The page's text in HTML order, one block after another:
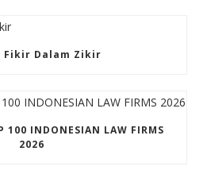
Fikir Dalam Zikir
100 INDONESIAN LAW FIRMS
2026